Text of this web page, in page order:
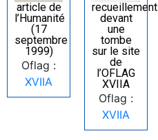
article de
l’Humanité
(17
septembre
1999)
Oflag :
XVIIA
recueillement
devant
une
tombe
sur le site
de
l’OFLAG
XVIIA
Oflag :
XVIIA